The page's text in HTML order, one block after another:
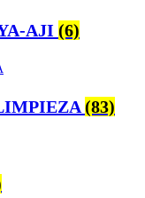
AJI (6)
(83)